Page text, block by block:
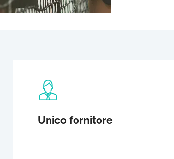
Unico fornitore